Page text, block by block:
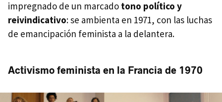
impregnado de un marcado tono político y
reivindicativo: se ambienta en 1971, con las luchas
de emancipación feminista a la delantera.
Activismo feminista en la Francia de 1970